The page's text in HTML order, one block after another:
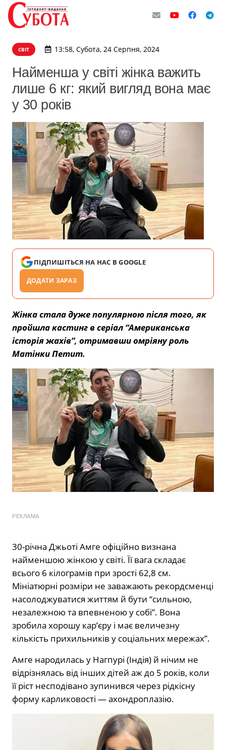
СВІТ 13:58, Субота, 24 Серпня, 2024
Найменша у світі жінка важить
лише 6 кг: який вигляд вона має
у 30 років
ПІДПИШІТЬСЯ НА НАС В GOOGLE
ДОДАТИ ЗАРАЗ
Жінка стала дуже популярною після того, як
пройшла кастинг в серіал “Американська
історія жахів”, отримавши омріяну роль
Матінки Петит.
РЕКЛАМА
30-річна Джьоті Амге офіційно визнана
найменшою жінкою у світі. Її вага складає
всього 6 кілограмів при зрості 62,8 см.
Мініатюрні розміри не заважають рекордсменці
насолоджуватися життям й бути “сильною,
незалежною та впевненою у собі”. Вона
зробила хорошу кар’єру і має величезну
кількість прихильників у соціальних мережах”.
Амге народилась у Нагпурі (Індія) й нічим не
відрізнялась від інших дітей аж до 5 років, коли
її ріст несподівано зупинився через рідкісну
форму карликовості — ахондроплазію.